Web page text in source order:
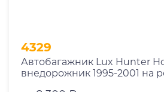
4329
Автобагажник Lux Hunter
внедорожник 1995-2001 на